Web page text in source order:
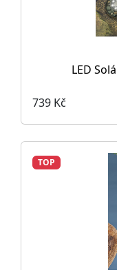
LED
739 Kč
TOP